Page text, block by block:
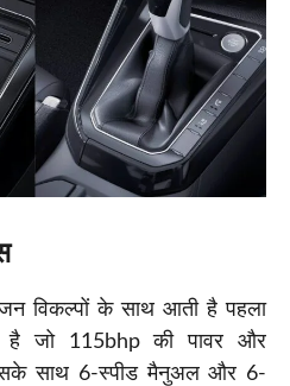
विकल्पों के साथ आती है पहला
है जो 115bhp की पावर और
साथ 6-स्पीड मैनुअल और 6-